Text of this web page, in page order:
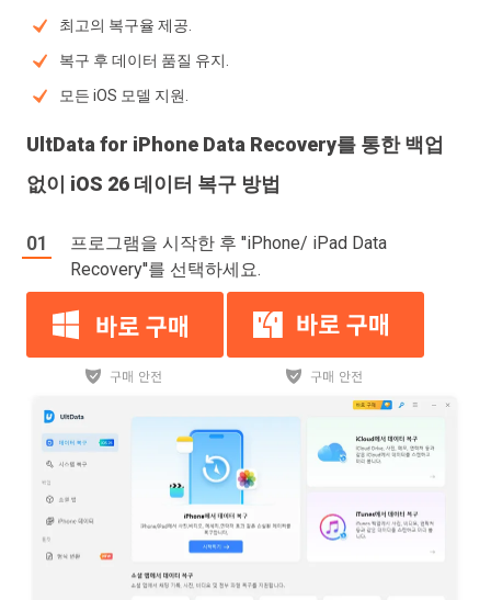
최고의 복구율 제공.
복구 후 데이터 품질 유지.
모든 iOS 모델 지원.
UltData for iPhone Data Recovery를 통한 백업
없이 iOS 26 데이터 복구 방법
프로그램을 시작한 후 ''iPhone/ iPad Data
Recovery''를 선택하세요.